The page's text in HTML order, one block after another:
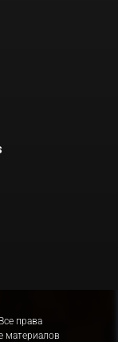
права
материалов